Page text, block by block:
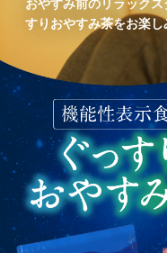
おやすみ前のリラック
すりおやすみ茶をお楽し